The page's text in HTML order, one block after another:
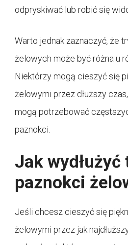
odpryskiwać lub robić się
Warto jednak zaznaczyć, że
żelowych może być różna u
Niektórzy mogą cieszyć się
żelowymi przez dłuższy
mogą potrzebować
paznokci.
Jak wydłużyć
paznokci
Jeśli chcesz cieszyć się
żelowymi przez jak